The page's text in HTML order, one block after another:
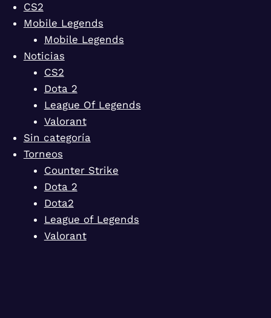
CS2
Mobile Legends
Mobile Legends
Noticias
CS2
Dota 2
League Of Legends
Valorant
Sin categoría
Torneos
Counter Strike
Dota 2
Dota2
League of Legends
Valorant